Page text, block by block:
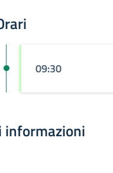
09:30
informazioni